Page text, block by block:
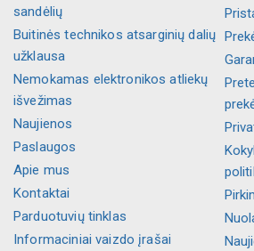
sandėlių
Buitinės technikos atsarginių dalių
užklausa
Nemokamas elektronikos atliekų
išvežimas
Naujienos
Paslaugos
Apie mus
Kontaktai
Parduotuvių tinklas
Informaciniai vaizdo įrašai